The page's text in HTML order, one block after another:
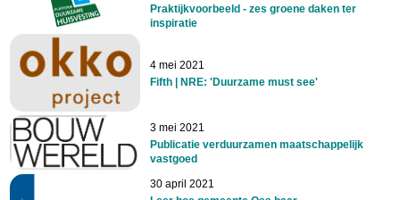
Praktijkvoorbeeld - zes groene daken ter
inspiratie
4 mei 2021
Fifth | NRE: 'Duurzame must see'
3 mei 2021
Publicatie verduurzamen maatschappelijk
vastgoed
30 april 2021